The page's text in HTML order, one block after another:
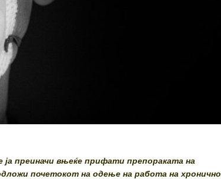
преиначи вњеќе прифати препораката на
почетокот на одење на работа на хронично